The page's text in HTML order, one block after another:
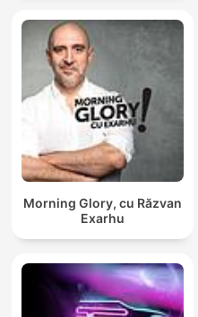
Morning Glory, cu Răzvan
Exarhu